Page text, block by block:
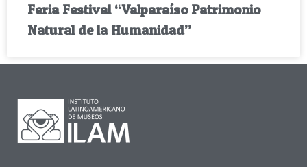
Feria Festival “Valparaíso Patrimonio
Natural de la Humanidad”